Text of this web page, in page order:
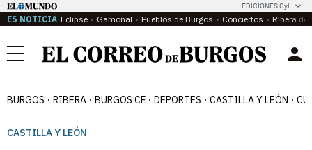
EDICIONES CyL
ES NOTICIA Eclipse Gamonal Pueblos de Burgos Conciertos Ribera del
Menú
BURGOS RIBERA BURGOS CF DEPORTES CASTILLA Y LEÓN
CASTILLA Y LEÓN